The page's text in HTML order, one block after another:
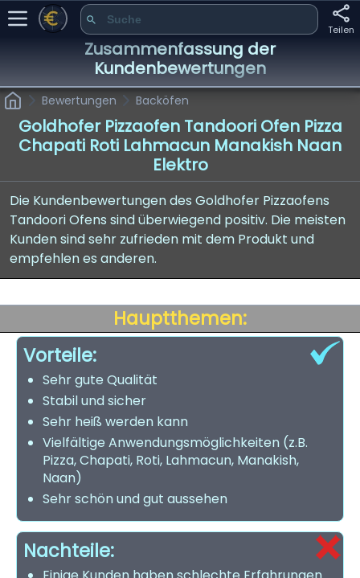
Teilen
Zusammenfassung der
Kundenbewertungen
Bewertungen Backöfen
Goldhofer Pizzaofen Tandoori Ofen Pizza
Chapati Roti Lahmacun Manakish Naan
Elektro
Die Kundenbewertungen des Goldhofer Pizzaofens
Tandoori Ofens sind überwiegend positiv. Die meisten
Kunden sind sehr zufrieden mit dem Produkt und
empfehlen es anderen.
Hauptthemen:
Vorteile:
Sehr gute Qualität
Stabil und sicher
Sehr heiß werden kann
Vielfältige Anwendungsmöglichkeiten (z.B.
Pizza, Chapati, Roti, Lahmacun, Manakish,
Naan)
Sehr schön und gut aussehen
Nachteile: